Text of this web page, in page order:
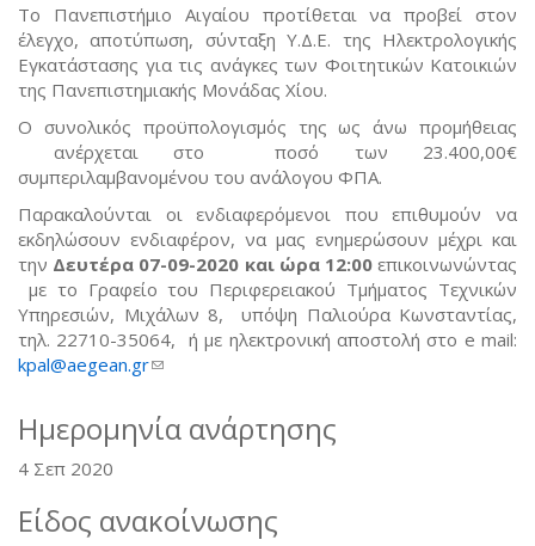
Το Πανεπιστήμιο Αιγαίου προτίθεται να προβεί στον
έλεγχο, αποτύπωση, σύνταξη Υ.Δ.Ε. της Ηλεκτρολογικής
Εγκατάστασης για τις ανάγκες των Φοιτητικών Κατοικιών
της Πανεπιστημιακής Μονάδας Χίου.
Ο συνολικός προϋπολογισμός της ως άνω προμήθειας
ανέρχεται στο ποσό των 23.400,00€
συμπεριλαμβανομένου του ανάλογου ΦΠΑ.
Παρακαλούνται οι ενδιαφερόμενοι που επιθυμούν να
εκδηλώσουν ενδιαφέρον, να μας ενημερώσουν μέχρι και
την Δευτέρα 07-09-2020 και ώρα 12:00 επικοινωνώντας
με το Γραφείο του Περιφερειακού Τμήματος Τεχνικών
Υπηρεσιών, Μιχάλων 8, υπόψη Παλιούρα Κωνσταντίας,
τηλ. 22710-35064, ή με ηλεκτρονική αποστολή στο e mail:
kpal@aegean.gr(link sends e-mail)
Ημερομηνία ανάρτησης
4 Σεπ 2020
Είδος ανακοίνωσης